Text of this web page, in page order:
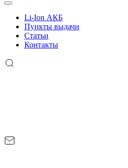
Li-Ion АКБ
Пункты выдачи
Статьи
Контакты